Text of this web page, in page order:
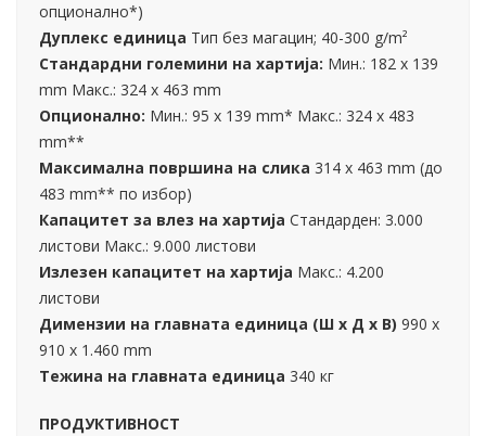
опционално*)
Дуплекс единица Тип без магацин; 40-300 g/m²
Стандардни големини на хартија: Мин.: 182 x 139
mm Макс.: 324 x 463 mm
Опционално: Мин.: 95 x 139 mm* Макс.: 324 x 483
mm**
Максимална површина на слика 314 x 463 mm (до
483 mm** по избор)
Капацитет за влез на хартија Стандарден: 3.000
листови Макс.: 9.000 листови
Излезен капацитет на хартија Макс.: 4.200
листови
Димензии на главната единица (Ш x Д x В) 990 x
910 x 1.460 mm
Тежина на главната единица 340 кг
ПРОДУКТИВНОСТ